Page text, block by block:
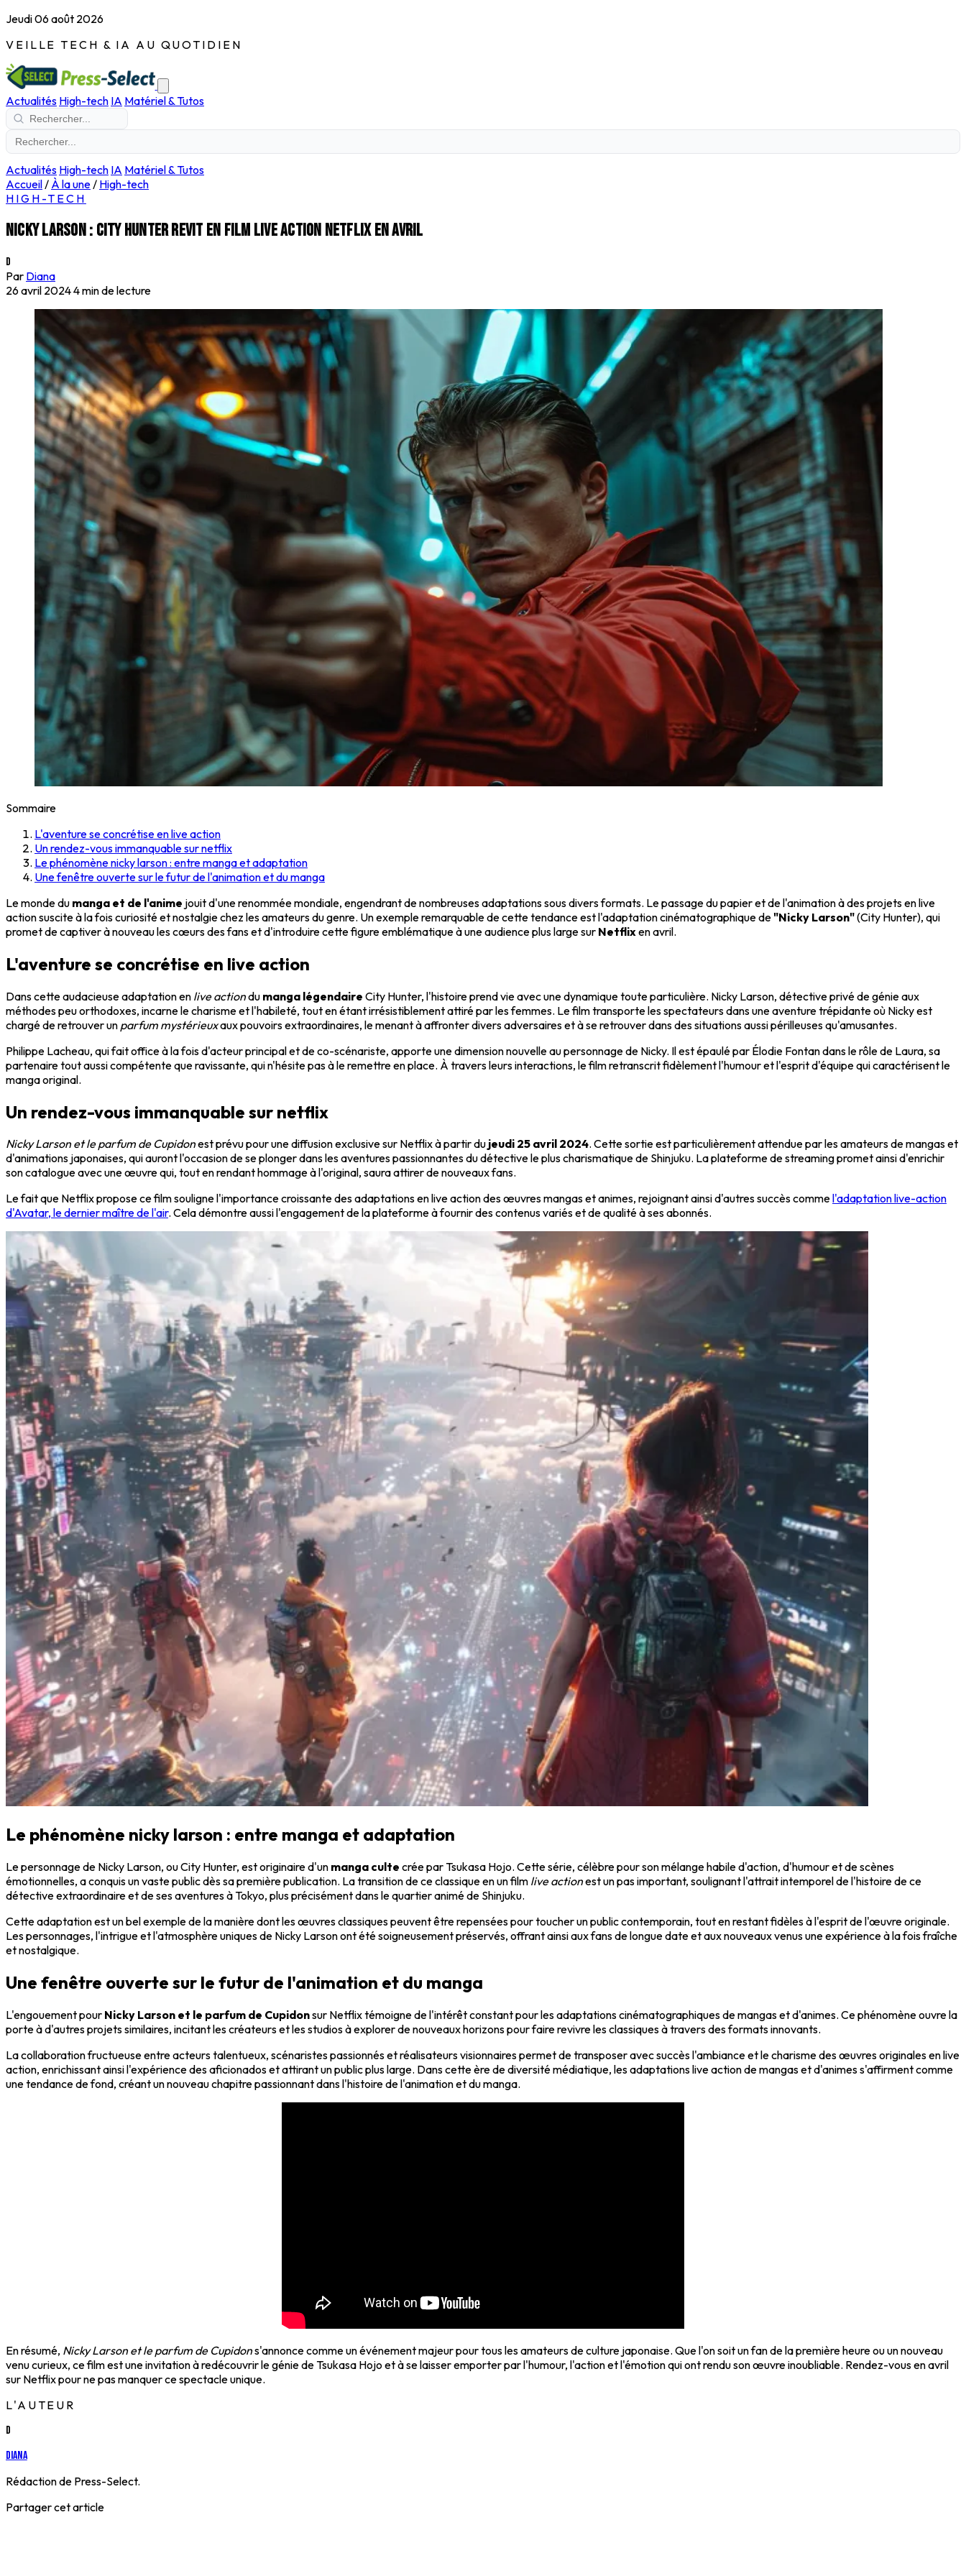
Jeudi 06 août 2026
VEILLE TECH & IA AU QUOTIDIEN
Actualités High-tech IA Matériel & Tutos
Actualités High-tech IA Matériel & Tutos
Accueil/ À la une/ High-tech
HIGH-TECH
Nicky Larson : City Hunter revit en film live action Netflix en avril
D
Par Diana
26 avril 20244 min de lecture
Sommaire
L'aventure se concrétise en live action
Un rendez-vous immanquable sur netflix
Le phénomène nicky larson : entre manga et adaptation
Une fenêtre ouverte sur le futur de l'animation et du manga
Le monde du manga et de l'anime jouit d'une renommée mondiale, engendrant de nombreuses adaptations sous divers formats. Le passage du papier et de l'animation à des projets en live
action suscite à la fois curiosité et nostalgie chez les amateurs du genre. Un exemple remarquable de cette tendance est l'adaptation cinématographique de"Nicky Larson"(City Hunter), qui
promet de captiver à nouveau les cœurs des fans et d'introduire cette figure emblématique à une audience plus large sur Netflixen avril.
L'aventure se concrétise en live action
Dans cette audacieuse adaptation en live actiondu manga légendaire City Hunter, l'histoire prend vie avec une dynamique toute particulière. Nicky Larson, détective privé de génie aux
méthodes peu orthodoxes, incarne le charisme et l'habileté, tout en étant irrésistiblement attiré par les femmes. Le film transporte les spectateurs dans une aventure trépidante où Nicky est
chargé de retrouver un parfum mystérieuxaux pouvoirs extraordinaires, le menant à affronter divers adversaires et à se retrouver dans des situations aussi périlleuses qu'amusantes.
Philippe Lacheau, qui fait office à la fois d'acteur principal et de co-scénariste, apporte une dimension nouvelle au personnage de Nicky. Il est épaulé par Élodie Fontan dans le rôle de Laura, sa
partenaire tout aussi compétente que ravissante, qui n'hésite pas à le remettre en place. À travers leurs interactions, le film retranscrit fidèlement l'humour et l'esprit d'équipe qui caractérisent le
manga original.
Un rendez-vous immanquable sur netflix
Nicky Larson et le parfum de Cupidonest prévu pour une diffusion exclusive sur Netflix à partir du jeudi 25 avril 2024. Cette sortie est particulièrement attendue par les amateurs de mangas et
d'animations japonaises, qui auront l'occasion de se plonger dans les aventures passionnantes du détective le plus charismatique de Shinjuku. La plateforme de streaming promet ainsi d'enrichir
son catalogue avec une œuvre qui, tout en rendant hommage à l'original, saura attirer de nouveaux fans.
Le fait que Netflix propose ce film souligne l'importance croissante des adaptations en live action des œuvres mangas et animes, rejoignant ainsi d'autres succès commel'adaptation live-action
d'Avatar, le dernier maître de l'air. Cela démontre aussi l'engagement de la plateforme à fournir des contenus variés et de qualité à ses abonnés.
Le phénomène nicky larson : entre manga et adaptation
Le personnage de Nicky Larson, ou City Hunter, est originaire d'un manga culte crée par Tsukasa Hojo. Cette série, célèbre pour son mélange habile d'action, d'humour et de scènes
émotionnelles, a conquis un vaste public dès sa première publication. La transition de ce classique en un film live actionest un pas important, soulignant l'attrait intemporel de l'histoire de ce
détective extraordinaire et de ses aventures à Tokyo, plus précisément dans le quartier animé de Shinjuku.
Cette adaptation est un bel exemple de la manière dont les œuvres classiques peuvent être repensées pour toucher un public contemporain, tout en restant fidèles à l'esprit de l'œuvre originale.
Les personnages, l'intrigue et l'atmosphère uniques de Nicky Larson ont été soigneusement préservés, offrant ainsi aux fans de longue date et aux nouveaux venus une expérience à la fois fraîche
et nostalgique.
Une fenêtre ouverte sur le futur de l'animation et du manga
L'engouement pour Nicky Larson et le parfum de Cupidonsur Netflix témoigne de l'intérêt constant pour les adaptations cinématographiques de mangas et d'animes. Ce phénomène ouvre la
porte à d'autres projets similaires, incitant les créateurs et les studios à explorer de nouveaux horizons pour faire revivre les classiques à travers des formats innovants.
La collaboration fructueuse entre acteurs talentueux, scénaristes passionnés et réalisateurs visionnaires permet de transposer avec succès l'ambiance et le charisme des œuvres originales en live
action, enrichissant ainsi l'expérience des aficionados et attirant un public plus large. Dans cette ère de diversité médiatique, les adaptations live action de mangas et d'animes s'affirment comme
une tendance de fond, créant un nouveau chapitre passionnant dans l'histoire de l'animation et du manga.
En résumé, Nicky Larson et le parfum de Cupidons'annonce comme un événement majeur pour tous les amateurs de culture japonaise. Que l'on soit un fan de la première heure ou un nouveau
venu curieux, ce film est une invitation à redécouvrir le génie de Tsukasa Hojo et à se laisser emporter par l'humour, l'action et l'émotion qui ont rendu son œuvre inoubliable. Rendez-vous en avril
sur Netflix pour ne pas manquer ce spectacle unique.
L'AUTEUR
D
Diana
Rédaction de Press-Select.
Partager cet article